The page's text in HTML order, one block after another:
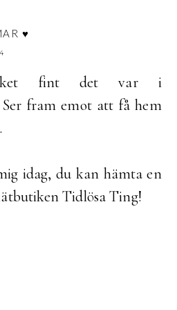
♥
fint det var i
fram emot att få hem
idag, du kan hämta en
Tidlösa Ting!